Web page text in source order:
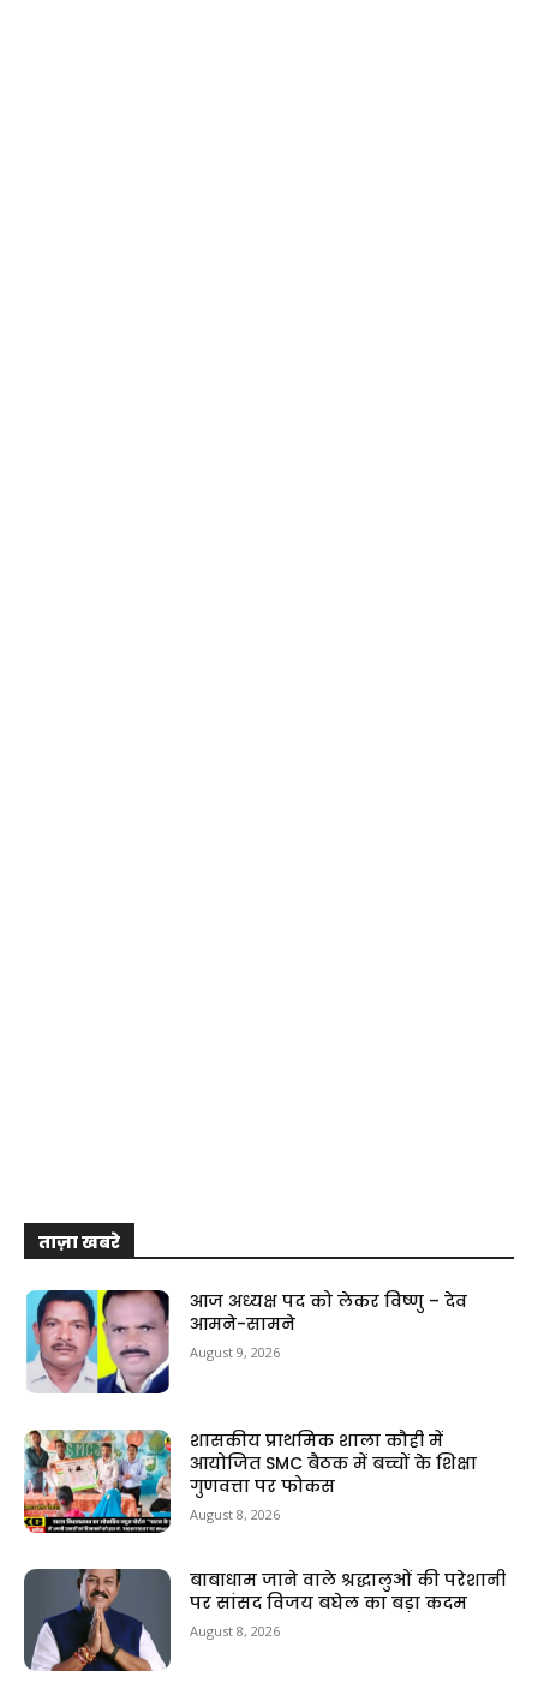
ताज़ा खबरे
आज अध्यक्ष पद को लेकर विष्णु – देव
आमने-सामने
August 9, 2026
शासकीय प्राथमिक शाला कौही में
आयोजित SMC बैठक में बच्चों के शिक्षा
गुणवत्ता पर फोकस
August 8, 2026
बाबाधाम जाने वाले श्रद्धालुओं की परेशानी
पर सांसद विजय बघेल का बड़ा कदम
August 8, 2026